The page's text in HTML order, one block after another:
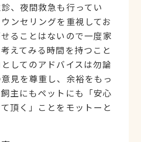
、夜間救急も行ってい
ンセリングを重視してお
ることはないので一度家
えてみる時間を持つこと
してのアドバイスは勿論
見を尊重し、余裕をもっ
主にもペットにも「安心
頂く」ことをモットーと